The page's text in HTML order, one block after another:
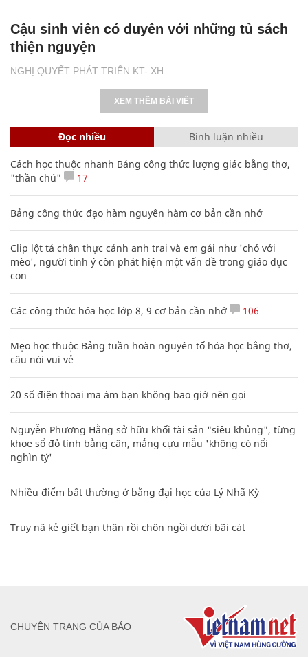
NGHỊ QUYẾT PHÁT TRIỂN KT- XH
Cậu sinh viên có duyên với những tủ sách
thiện nguyện
XEM THÊM BÀI VIẾT
Đọc nhiều Bình luận nhiều
Cách học thuộc nhanh Bảng công thức lượng giác bằng thơ,
"thần chú"
17
Bảng công thức đạo hàm nguyên hàm cơ bản cần nhớ
Clip lột tả chân thực cảnh anh trai và em gái như 'chó với
mèo', người tinh ý còn phát hiện một vấn đề trong giáo dục
con
Các công thức hóa học lớp 8, 9 cơ bản cần nhớ 106
Mẹo học thuộc Bảng tuần hoàn nguyên tố hóa học bằng thơ,
câu nói vui vẻ
20 số điện thoại ma ám bạn không bao giờ nên gọi
Nguyễn Phương Hằng sở hữu khối tài sản "siêu khủng", từng
khoe sổ đỏ tính bằng cân, mắng cựu mẫu 'không có nổi
nghìn tỷ'
Nhiều điểm bất thường ở bằng đại học của Lý Nhã Kỳ
Truy nã kẻ giết bạn thân rồi chôn ngồi dưới bãi cát
CHUYÊN TRANG CỦA BÁO